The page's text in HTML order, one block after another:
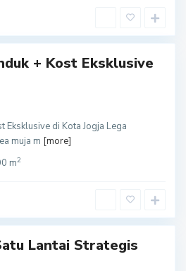
+ Kost Eksklusive
Eksklusive di Kota Jogja Lega
muja m [more]
m2
Lantai Strategis